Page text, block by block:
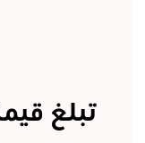
تبلغ